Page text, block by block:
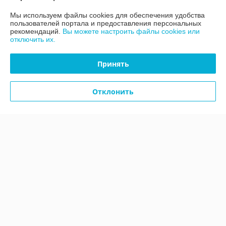
Полная версия сайта
Политика обработки cookies
Сайт создан на платформе Deal.by
Мы используем файлы cookies для обеспечения удобства
пользователей портала и предоставления персональных
рекомендаций. Вы можете настроить файлы cookies или
отключить их.
Принять
Отклонить